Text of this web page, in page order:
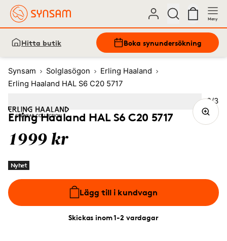
Meny
Hitta butik Boka synundersökning
Synsam Solglasögon
Erling Haaland
Erling Haaland HAL S6 C20 5717
Erling Haaland HAL S6 C20 5717
1999 kr
Nyhet
Lägg till i kundvagn
Skickas inom 1-2 vardagar
Bild
2/3
Image1 3